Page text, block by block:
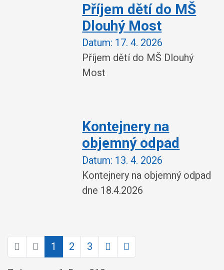
Příjem dětí do MŠ
Dlouhý Most
Datum: 17. 4. 2026
Příjem dětí do MŠ Dlouhý
Most
Kontejnery na
objemný odpad
Datum: 13. 4. 2026
Kontejnery na objemný odpad
dne 18.4.2026
1 2 3